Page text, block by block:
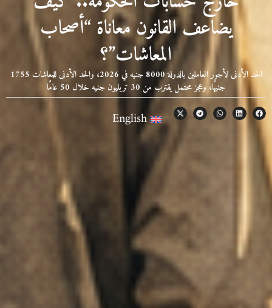
يضاعف القانون معاناة “أصحاب
المعاشات”؟
الحد الأدنى لأجور العاملين بالدولة 8000 جنيه في 2026، والحد الأدنى للمعاشات 1755
جنيهًا، وعجز محتمل يقترب من 30 تريليون جنيه خلال 50 عامًا
English